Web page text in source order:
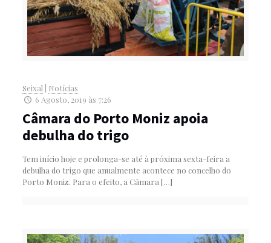
Seixal
Notícias
6 Agosto, 2019 às 7:26
Câmara do Porto Moniz apoia
debulha do trigo
Tem início hoje e prolonga-se até à próxima sexta-feira a
debulha do trigo que anualmente acontece no concelho do
Porto Moniz. Para o efeito, a Câmara […]